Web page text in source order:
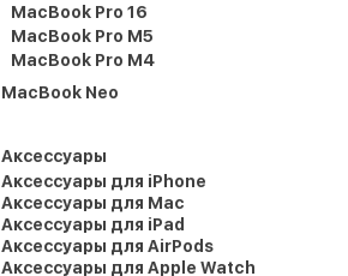
MacBook Pro 16
MacBook Pro M5
MacBook Pro M4
MacBook Neo
Аксессуары
Аксессуары для iPhone
Аксессуары для Mac
Аксессуары для iPad
Аксессуары для AirPods
Аксессуары для Apple Watch